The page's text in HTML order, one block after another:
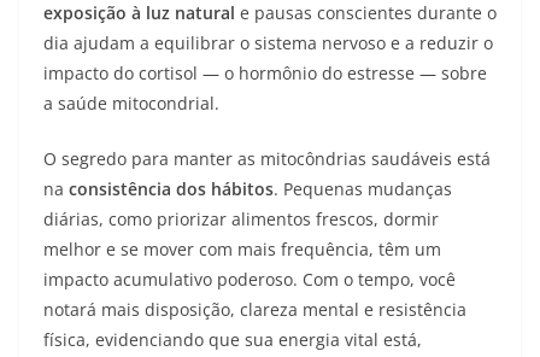
exposição à luz natural e pausas conscientes durante o
dia ajudam a equilibrar o sistema nervoso e a reduzir o
impacto do cortisol — o hormônio do estresse — sobre
a saúde mitocondrial.
O segredo para manter as mitocôndrias saudáveis está
na consistência dos hábitos. Pequenas mudanças
diárias, como priorizar alimentos frescos, dormir
melhor e se mover com mais frequência, têm um
impacto acumulativo poderoso. Com o tempo, você
notará mais disposição, clareza mental e resistência
física, evidenciando que sua energia vital está,